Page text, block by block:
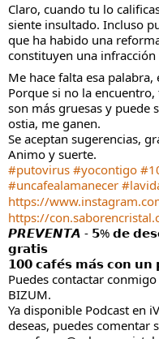
Claro, cuando tu lo
siente insultado. Incluso
que ha habido una
constituyen una infracción
Me hace falta esa palabra,
Porque si no la
son más gruesas y puede
ostia, me ganen.
Se aceptan sugerencias,
Animo y suerte.
#putovirus #yocontigo
#uncafealamanecer
https://
https://
𝙋𝙍𝙀𝙑𝙀𝙉𝙏𝘼 - 𝟱% 𝗱𝗲
𝗴𝗿𝗮𝘁𝗶𝘀
𝟭𝟬𝟬 𝗰𝗮𝗳𝗲́𝘀 𝗺𝗮́𝘀 𝗰𝗼𝗻 𝘂𝗻
Puedes contactar
BIZUM.
Ya disponible Podcast en
deseas, puedes comentar